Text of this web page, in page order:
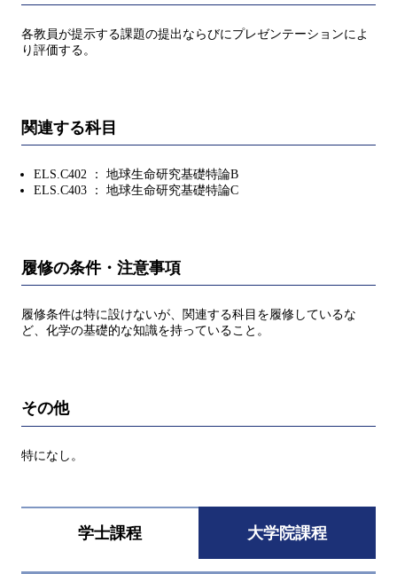
各教員が提示する課題の提出ならびにプレゼンテーションによ
り評価する。
関連する科目
ELS.C402 ： 地球生命研究基礎特論B
ELS.C403 ： 地球生命研究基礎特論C
履修の条件・注意事項
履修条件は特に設けないが、関連する科目を履修しているな
ど、化学の基礎的な知識を持っていること。
その他
特になし。
学士課程 大学院課程